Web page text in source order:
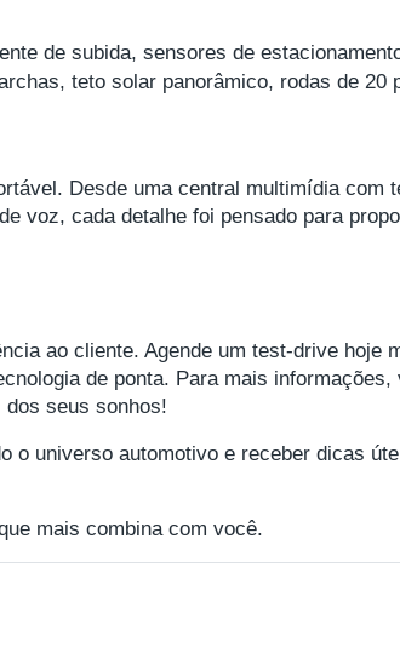
de subida, sensores de
teto solar panorâmico, rodas de
Desde uma central multimídia com
voz, cada detalhe foi pensado para
ao cliente. Agende um test-drive hoje
de ponta. Para mais
seus sonhos!
o universo automotivo e receber dicas
mais combina com você.